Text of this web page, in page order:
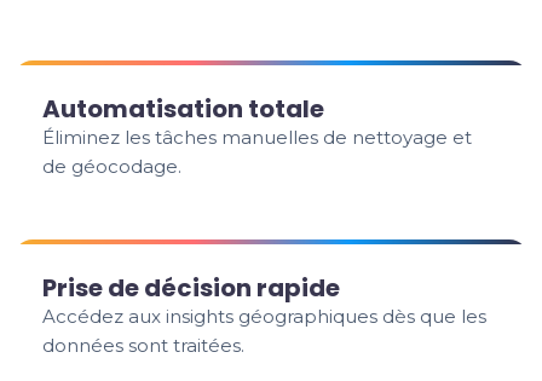
Automatisation totale
Éliminez les tâches manuelles de nettoyage et
de géocodage.
Prise de décision rapide
Accédez aux insights géographiques dès que les
données sont traitées.